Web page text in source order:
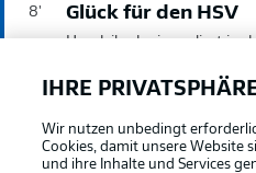
8' Glück für den HSV
Handzikadunic verliert in
einen Freistoß
Kein Abnehmer
IHRE
Wir nutzen unbedingt
Cookies, damit unsere Website
und ihre Inhalte und Services